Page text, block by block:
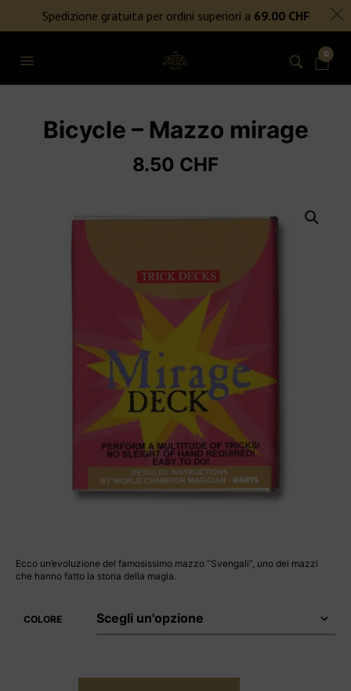
SPEDIZIONE GRATUITA PER ORDINI SUPERIORI A 69€
NIENTE DAZI DOGANALI
0
Bicycle – Mazzo mirage
8.50 CHF
Ecco un’evoluzione del famosissimo mazzo “Svengali”, uno dei mazzi
che hanno fatto la storia della magia.
COLORE
Spedizione gratuita per ordini superiori a 69.00 CHF